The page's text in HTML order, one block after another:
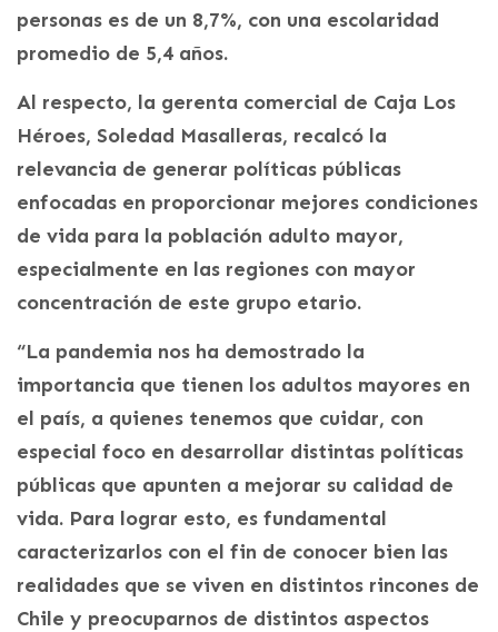
personas es de un 8,7%, con una escolaridad
promedio de 5,4 años.
Al respecto, la gerenta comercial de Caja Los
Héroes, Soledad Masalleras, recalcó la
relevancia de generar políticas públicas
enfocadas en proporcionar mejores condiciones
de vida para la población adulto mayor,
especialmente en las regiones con mayor
concentración de este grupo etario.
“La pandemia nos ha demostrado la
importancia que tienen los adultos mayores en
el país, a quienes tenemos que cuidar, con
especial foco en desarrollar distintas políticas
públicas que apunten a mejorar su calidad de
vida. Para lograr esto, es fundamental
caracterizarlos con el fin de conocer bien las
realidades que se viven en distintos rincones de
Chile y preocuparnos de distintos aspectos